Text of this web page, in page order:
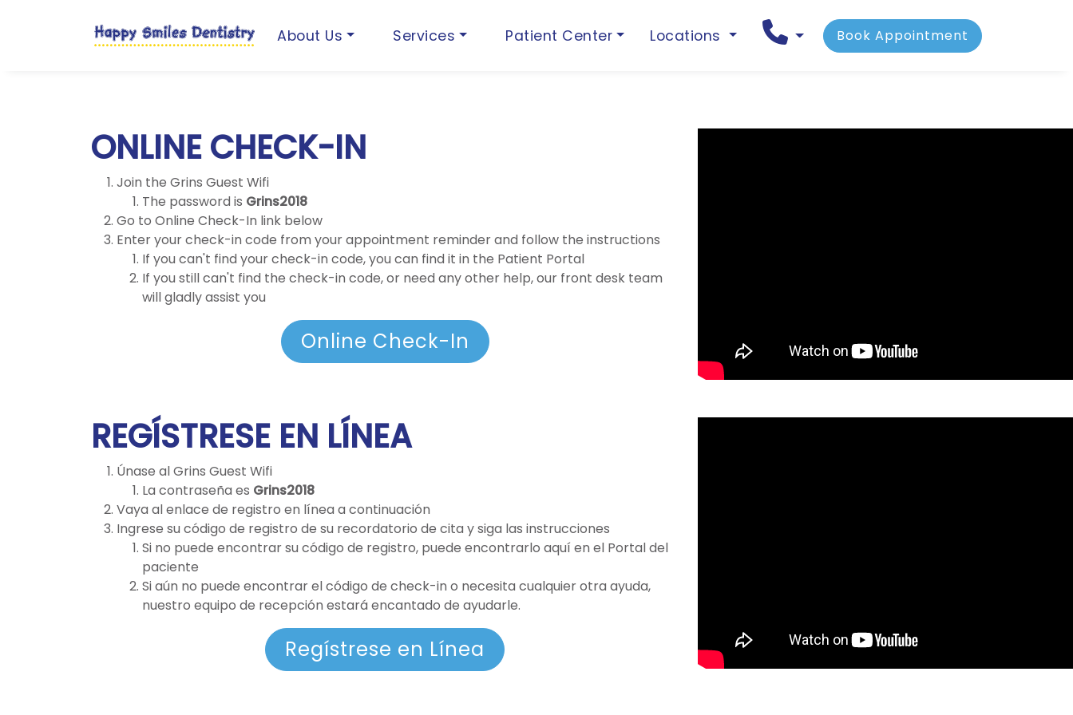
About Us Services Patient Center Locations Book Appointment
ONLINE CHECK-IN
Join the Grins Guest Wifi
The password is Grins2018
Go to Online Check-In link below
Enter your check-in code from your appointment reminder and follow the instructions
If you can't find your check-in code, you can find it in the Patient Portal
If you still can't find the check-in code, or need any other help, our front desk team
will gladly assist you
Online Check-In
REGÍSTRESE EN LÍNEA
Únase al Grins Guest Wifi
La contraseña es Grins2018
Vaya al enlace de registro en línea a continuación
Ingrese su código de registro de su recordatorio de cita y siga las instrucciones
Si no puede encontrar su código de registro, puede encontrarlo aquí en el Portal del
paciente
Si aún no puede encontrar el código de check-in o necesita cualquier otra ayuda,
nuestro equipo de recepción estará encantado de ayudarle.
Regístrese en Línea